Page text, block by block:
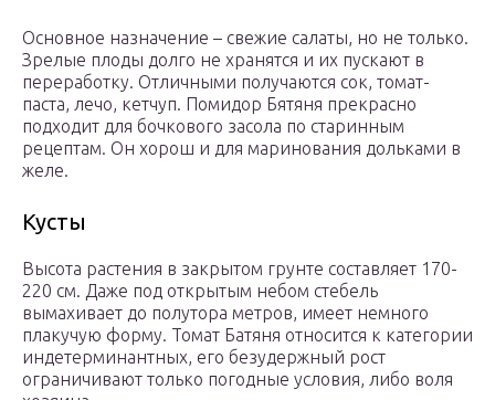
Основное назначение – свежие салаты, но не только.
Зрелые плоды долго не хранятся и их пускают в
переработку. Отличными получаются сок, томат-
паста, лечо, кетчуп. Помидор Бятяня прекрасно
подходит для бочкового засола по старинным
рецептам. Он хорош и для маринования дольками в
желе.
Кусты
Высота растения в закрытом грунте составляет 170-
220 см. Даже под открытым небом стебель
вымахивает до полутора метров, имеет немного
плакучую форму. Томат Батяня относится к категории
индетерминантных, его безудержный рост
ограничивают только погодные условия, либо воля